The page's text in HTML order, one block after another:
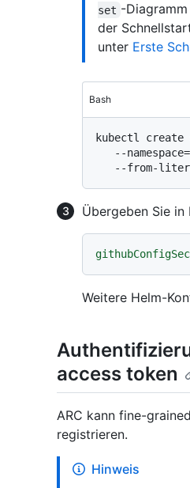
set -
der
unter Erste
Bash
kubectl
--from-
Übergeben Sie in
Weitere Helm-
access token
ARC kann fine-
registrieren.
Hinweis